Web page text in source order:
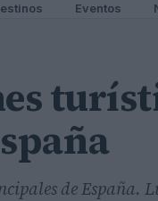
Eventos
de España.